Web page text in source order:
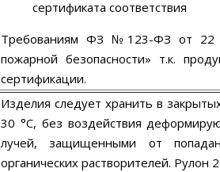
сертификата соответствия
Требованиям ФЗ №123-ФЗ от 22
пожарной безопасности» т.к.
сертификации.
Изделия следует хранить в
30 °С, без воздействия
лучей, защищенными от
органических растворителей. Рулон